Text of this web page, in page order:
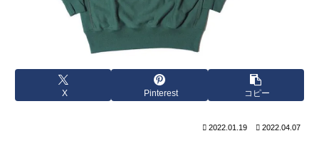
X Pinterest コピー
2022.01.19 2022.04.07